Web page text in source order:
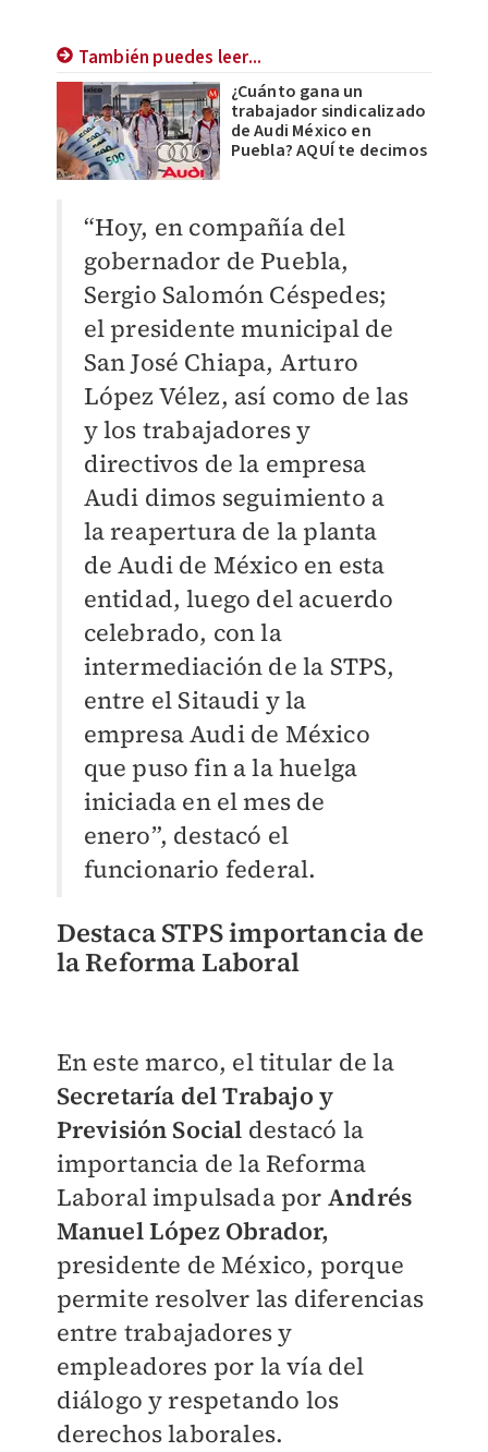
También puedes leer...
¿Cuánto gana un
trabajador sindicalizado
de Audi México en
Puebla? AQUÍ te decimos
“Hoy, en compañía del
gobernador de Puebla,
Sergio Salomón Céspedes;
el presidente municipal de
San José Chiapa, Arturo
López Vélez, así como de las
y los trabajadores y
directivos de la empresa
Audi dimos seguimiento a
la reapertura de la planta
de Audi de México en esta
entidad, luego del acuerdo
celebrado, con la
intermediación de la STPS,
entre el Sitaudi y la
empresa Audi de México
que puso fin a la huelga
iniciada en el mes de
enero”, destacó el
funcionario federal.
Destaca STPS importancia de
la Reforma Laboral
En este marco, el titular de la
Secretaría del Trabajo y
Previsión Social destacó la
importancia de la Reforma
Laboral impulsada por Andrés
Manuel López Obrador,
presidente de México, porque
permite resolver las diferencias
entre trabajadores y
empleadores por la vía del
diálogo y respetando los
derechos laborales.